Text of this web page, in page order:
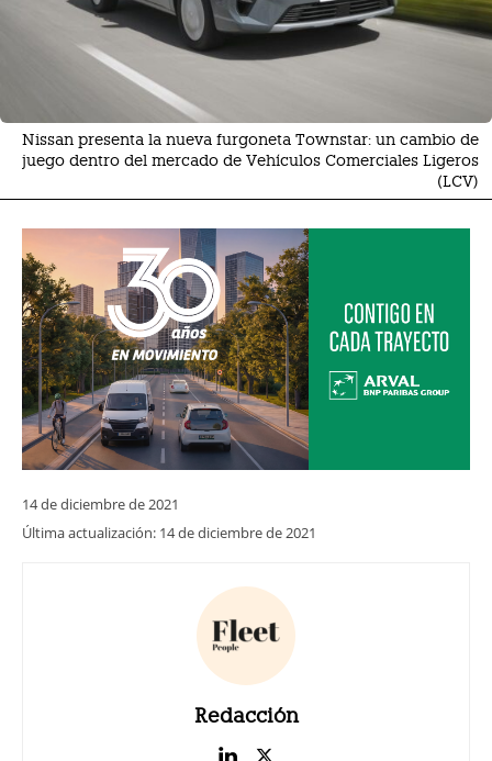
Nissan presenta la nueva furgoneta Townstar: un cambio de
juego dentro del mercado de Vehículos Comerciales Ligeros
(LCV)
14 de diciembre de 2021
Última actualización: 14 de diciembre de 2021
Redacción